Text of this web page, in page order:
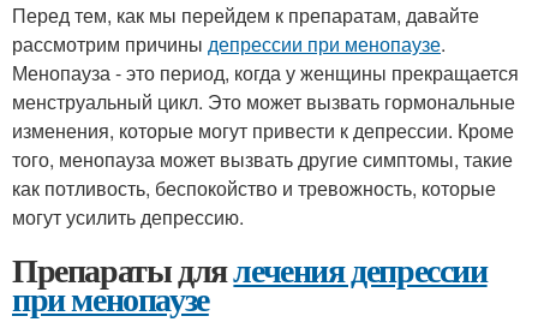
Перед тем, как мы перейдем к препаратам, давайте
рассмотрим причины депрессии при менопаузе.
Менопауза - это период, когда у женщины прекращается
менструальный цикл. Это может вызвать гормональные
изменения, которые могут привести к депрессии. Кроме
того, менопауза может вызвать другие симптомы, такие
как потливость, беспокойство и тревожность, которые
могут усилить депрессию.
Препараты длялечения депрессии
при менопаузе